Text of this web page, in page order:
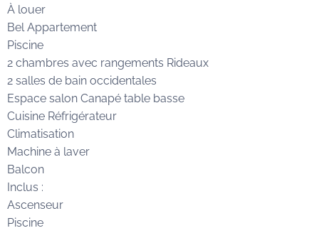
À louer
Bel Appartement
Piscine
2 chambres avec rangements Rideaux
2 salles de bain occidentales
Espace salon Canapé table basse
Cuisine Réfrigérateur
Climatisation
Machine à laver
Balcon
Inclus :
Ascenseur
Piscine